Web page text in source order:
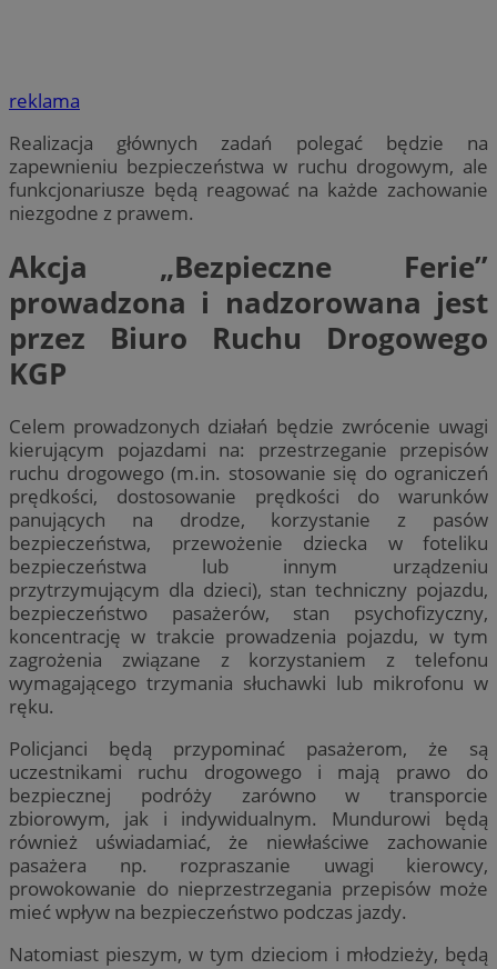
reklama
Realizacja głównych zadań polegać będzie na
zapewnieniu bezpieczeństwa w ruchu drogowym, ale
funkcjonariusze będą reagować na każde zachowanie
niezgodne z prawem.
Akcja „Bezpieczne Ferie”
prowadzona i nadzorowana jest
przez Biuro Ruchu Drogowego
KGP
Celem prowadzonych działań będzie zwrócenie uwagi
kierującym pojazdami na: przestrzeganie przepisów
ruchu drogowego (m.in. stosowanie się do ograniczeń
prędkości, dostosowanie prędkości do warunków
panujących na drodze, korzystanie z pasów
bezpieczeństwa, przewożenie dziecka w foteliku
bezpieczeństwa lub innym urządzeniu
przytrzymującym dla dzieci), stan techniczny pojazdu,
bezpieczeństwo pasażerów, stan psychofizyczny,
koncentrację w trakcie prowadzenia pojazdu, w tym
zagrożenia związane z korzystaniem z telefonu
wymagającego trzymania słuchawki lub mikrofonu w
ręku.
Policjanci będą przypominać pasażerom, że są
uczestnikami ruchu drogowego i mają prawo do
bezpiecznej podróży zarówno w transporcie
zbiorowym, jak i indywidualnym. Mundurowi będą
również uświadamiać, że niewłaściwe zachowanie
pasażera np. rozpraszanie uwagi kierowcy,
prowokowanie do nieprzestrzegania przepisów może
mieć wpływ na bezpieczeństwo podczas jazdy.
Natomiast pieszym, w tym dzieciom i młodzieży, będą